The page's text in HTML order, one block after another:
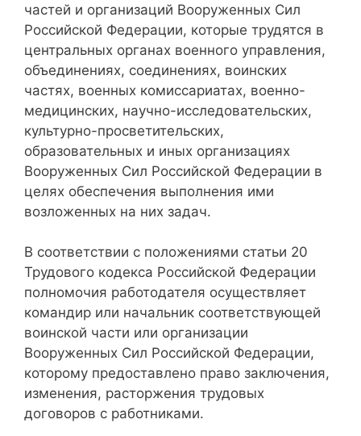
частей и организаций Вооруженных Сил
Российской Федерации, которые трудятся в
центральных органах военного управления,
объединениях, соединениях, воинских
частях, военных комиссариатах, военно-
медицинских, научно-исследовательских,
культурно-просветительских,
образовательных и иных организациях
Вооруженных Сил Российской Федерации в
целях обеспечения выполнения ими
возложенных на них задач.
В соответствии с положениями статьи 20
Трудового кодекса Российской Федерации
полномочия работодателя осуществляет
командир или начальник соответствующей
воинской части или организации
Вооруженных Сил Российской Федерации,
которому предоставлено право заключения,
изменения, расторжения трудовых
договоров с работниками.